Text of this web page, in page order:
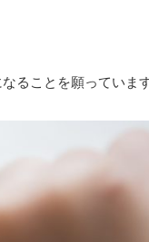
ることを願っています